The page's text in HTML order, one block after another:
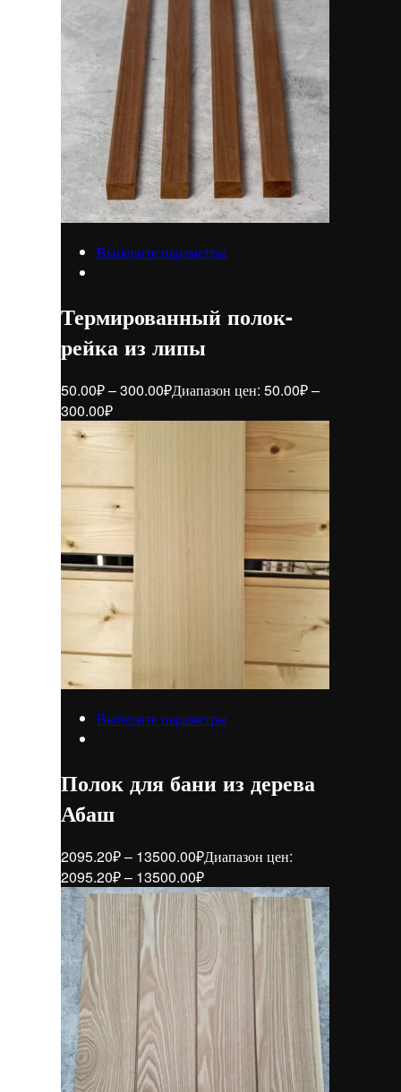
Выберите параметры
Термированный полок-
рейка из липы
50.00₽–300.00₽Диапазон цен: 50.00₽ –
300.00₽
Выберите параметры
Полок для бани из дерева
Абаш
2095.20₽– 13500.00₽Диапазон цен:
2095.20₽ – 13500.00₽